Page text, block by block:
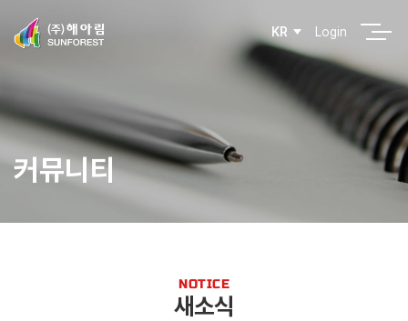
KR Login
커뮤니티
NOTICE
새소식